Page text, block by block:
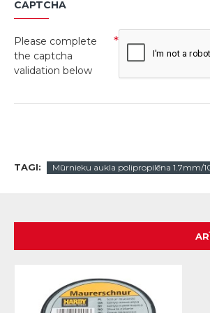
CAPTCHA
Please complete
the captcha
validation below
TAGI: Mūrnieku aukla polipropilēna 1.7mm/